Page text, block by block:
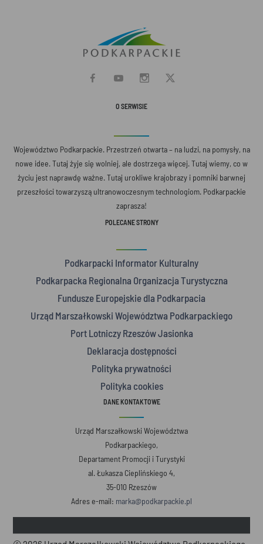
O SERWISIE
Województwo Podkarpackie. Przestrzeń otwarta – na ludzi, na pomysły, na
nowe idee. Tutaj żyje się wolniej, ale dostrzega więcej. Tutaj wiemy, co w
życiu jest naprawdę ważne. Tutaj urokliwe krajobrazy i pomniki barwnej
przeszłości towarzyszą ultranowoczesnym technologiom. Podkarpackie
zaprasza!
POLECANE STRONY
Podkarpacki Informator Kulturalny
Podkarpacka Regionalna Organizacja Turystyczna
Fundusze Europejskie dla Podkarpacia
Urząd Marszałkowski Województwa Podkarpackiego
Port Lotniczy Rzeszów Jasionka
Deklaracja dostępności
Polityka prywatności
Polityka cookies
DANE KONTAKTOWE
Urząd Marszałkowski Województwa
Podkarpackiego,
Departament Promocji i Turystyki
al. Łukasza Cieplińskiego 4,
35-010 Rzeszów
Adres e-mail: marka@podkarpackie.pl